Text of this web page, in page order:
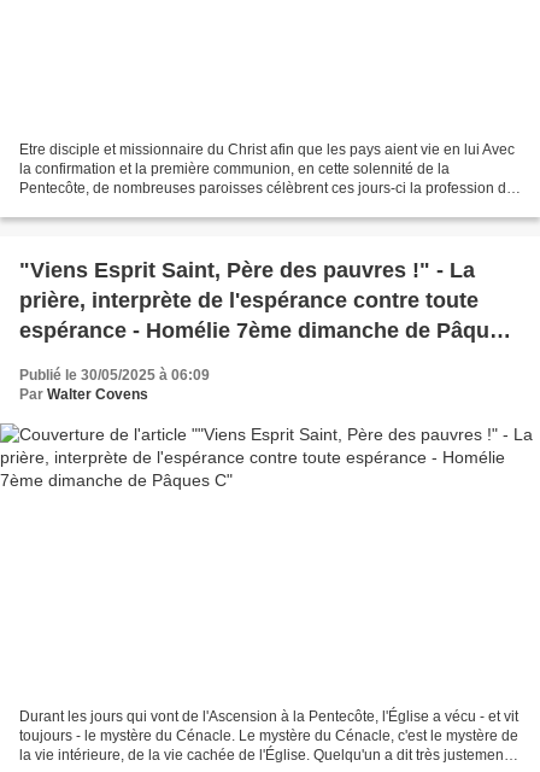
Etre disciple et missionnaire du Christ afin que les pays aient vie en lui Avec
la confirmation et la première communion, en cette solennité de la
Pentecôte, de nombreuses paroisses célèbrent ces jours-ci la profession de
"Viens Esprit Saint, Père des pauvres !" - La
prière, interprète de l'espérance contre toute
espérance - Homélie 7ème dimanche de Pâques
Publié le 30/05/2025 à 06:09
Par Walter Covens
Durant les jours qui vont de l'Ascension à la Pentecôte, l'Église a vécu - et vit
toujours - le mystère du Cénacle. Le mystère du Cénacle, c'est le mystère de
la vie intérieure, de la vie cachée de l'Église. Quelqu'un a dit très justement: